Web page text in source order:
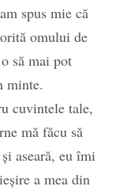
spus mie că
omului de
să mai pot
minte.
cuvintele tale,
mă făcu să
aseară, eu îmi
a mea din